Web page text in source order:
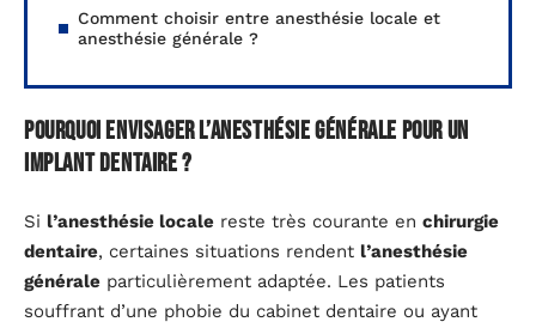
Comment choisir entre anesthésie locale et
anesthésie générale ?
Pourquoi envisager l’anesthésie générale pour un
implant dentaire ?
Si l’anesthésie locale reste très courante en chirurgie
dentaire, certaines situations rendent l’anesthésie
générale particulièrement adaptée. Les patients
souffrant d’une phobie du cabinet dentaire ou ayant